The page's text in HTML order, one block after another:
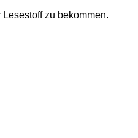
zu bekommen.